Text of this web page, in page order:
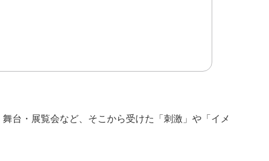
台・展覧会など、そこから受けた「刺激」や「イメ